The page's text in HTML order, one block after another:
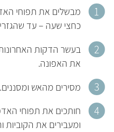
מבשלים את תפוחי
כחצי שעה – עד
בעשר הדקות
את האפונה.
מסירים מהאש ומסננים.
חותכים את תפוחי
ומעבירים את הקוביות